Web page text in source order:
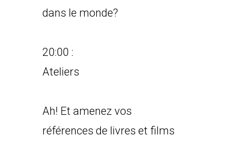
dans le monde?
20:00 :
Ateliers
Ah! Et amenez vos
références de livres et films